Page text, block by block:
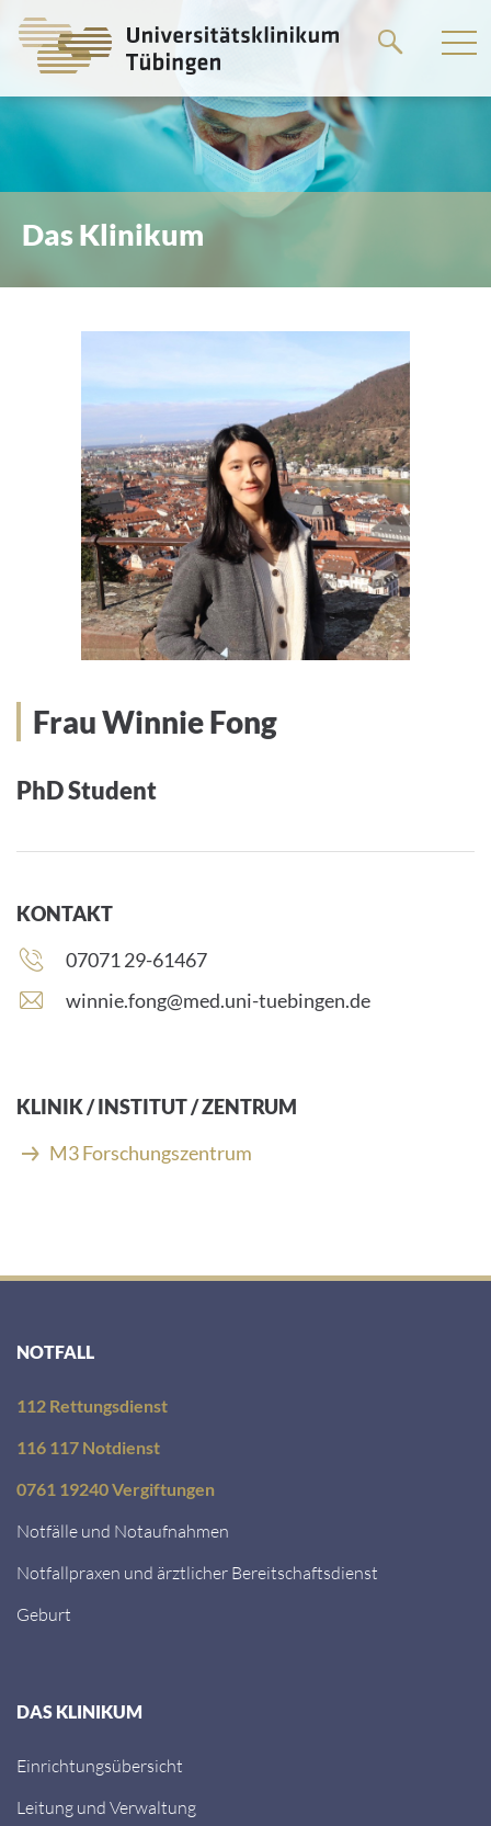
zum
Das Klinikum
Frau Winnie Fong
PhD Student
KONTAKT
Telefonnummer:
07071 29-61467
E
i
l
-
A
s
winnie.fong@med.uni-tuebingen.de
KLINIK / INSTITUT / ZENTRUM
M3 Forschungszentrum
NOTFALL
112 Rettungsdienst
116 117 Notdienst
0761 19240 Vergiftungen
Notfälle und Notaufnahmen
Notfallpraxen und ärztlicher Bereitschaftsdienst
Geburt
DAS KLINIKUM
Einrichtungsübersicht
Leitung und Verwaltung